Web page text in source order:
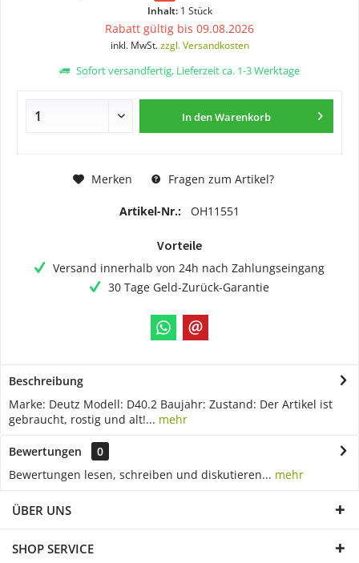
Inhalt: 1 Stück
Rabatt gültig bis 09.08.2026
inkl. MwSt.zzgl. Versandkosten
Sofort versandfertig, Lieferzeit ca. 1-3 Werktage
In denWarenkorb
Merken Fragen zum Artikel?
Artikel-Nr.: OH11551
Vorteile
Versand innerhalb von 24h nach Zahlungseingang
30 Tage Geld-Zurück-Garantie
Beschreibung
Marke: Deutz Modell: D40.2 Baujahr: Zustand: Der Artikel ist
gebraucht, rostig und alt!... mehr
Bewertungen
0
Bewertungen lesen, schreiben und diskutieren... mehr
ÜBER UNS
SHOP SERVICE